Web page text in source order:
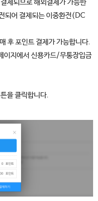
제되므로 해외결제가 가능한
되어 결제되는 이중환전(DC
후 포인트 결제가 가능합니다.
이지에서 신용카드/무통장입금
을 클릭합니다.